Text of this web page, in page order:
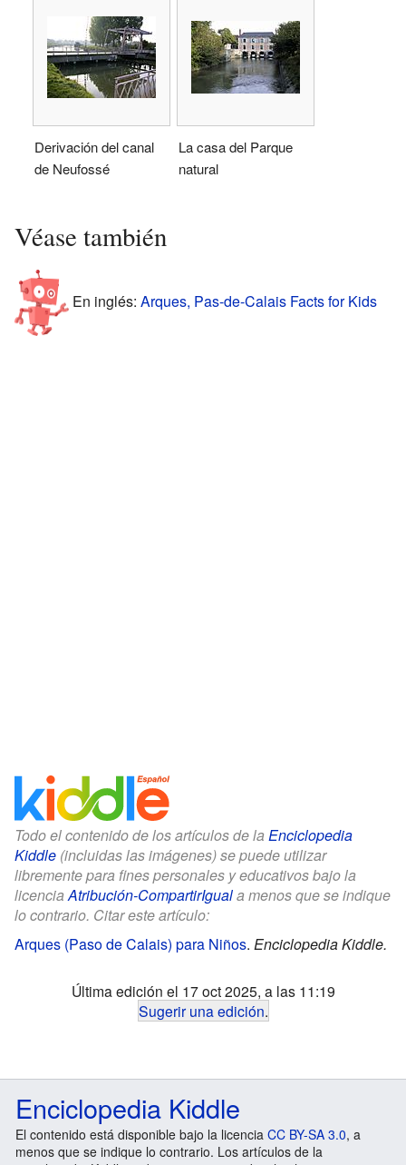
Derivación del canal
de Neufossé
La casa del Parque
natural
Véase también
En inglés: Arques, Pas-de-Calais Facts for Kids
Todo el contenido de los artículos de la Enciclopedia
Kiddle (incluidas las imágenes) se puede utilizar
libremente para fines personales y educativos bajo la
licenciaAtribución-CompartirIguala menos que se indique
lo contrario. Citar este artículo:
Arques (Paso de Calais) para Niños. Enciclopedia Kiddle.
Última edición el 17 oct 2025, a las 11:19
Sugerir una edición.
Enciclopedia Kiddle
El contenido está disponible bajo la licencia CC BY-SA 3.0, a
menos que se indique lo contrario. Los artículos de la